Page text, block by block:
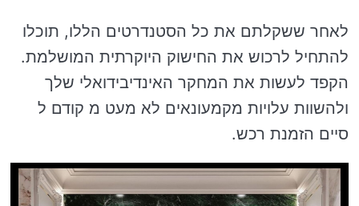
לאחר ששקלתם את כל הסטנדרטים הללו, תוכלו
להתחיל לרכוש את החישוק היוקרתית המושלמת.
הקפד לעשות את המחקר האינדיבידואלי שלך
ולהשוות עלויות מקמעונאים לא מעט מ קודם ל
סיים הזמנת רכש.